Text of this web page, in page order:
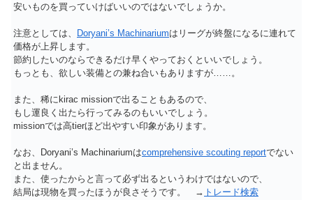
安いものを買っていけばいいのではないでしょうか。
注意としては、 Doryani’s Machinariumはリーグが終盤になるに連れて
価格が上昇します。
節約したいのならできるだけ早くやっておくといいでしょう。
もっとも、欲しい装備との兼ね合いもありますが……。
また、稀にkirac missionで出ることもあるので、
もし運良く出たら行ってみるのもいいでしょう。
missionでは高tierほど出やすい印象があります。
なお、Doryani’s Machinariumはcomprehensive scouting reportでない
と出ません。
また、使ったからと言って必ず出るというわけではないので、
結局は現物を買ったほうが良さそうです。 → トレード検索